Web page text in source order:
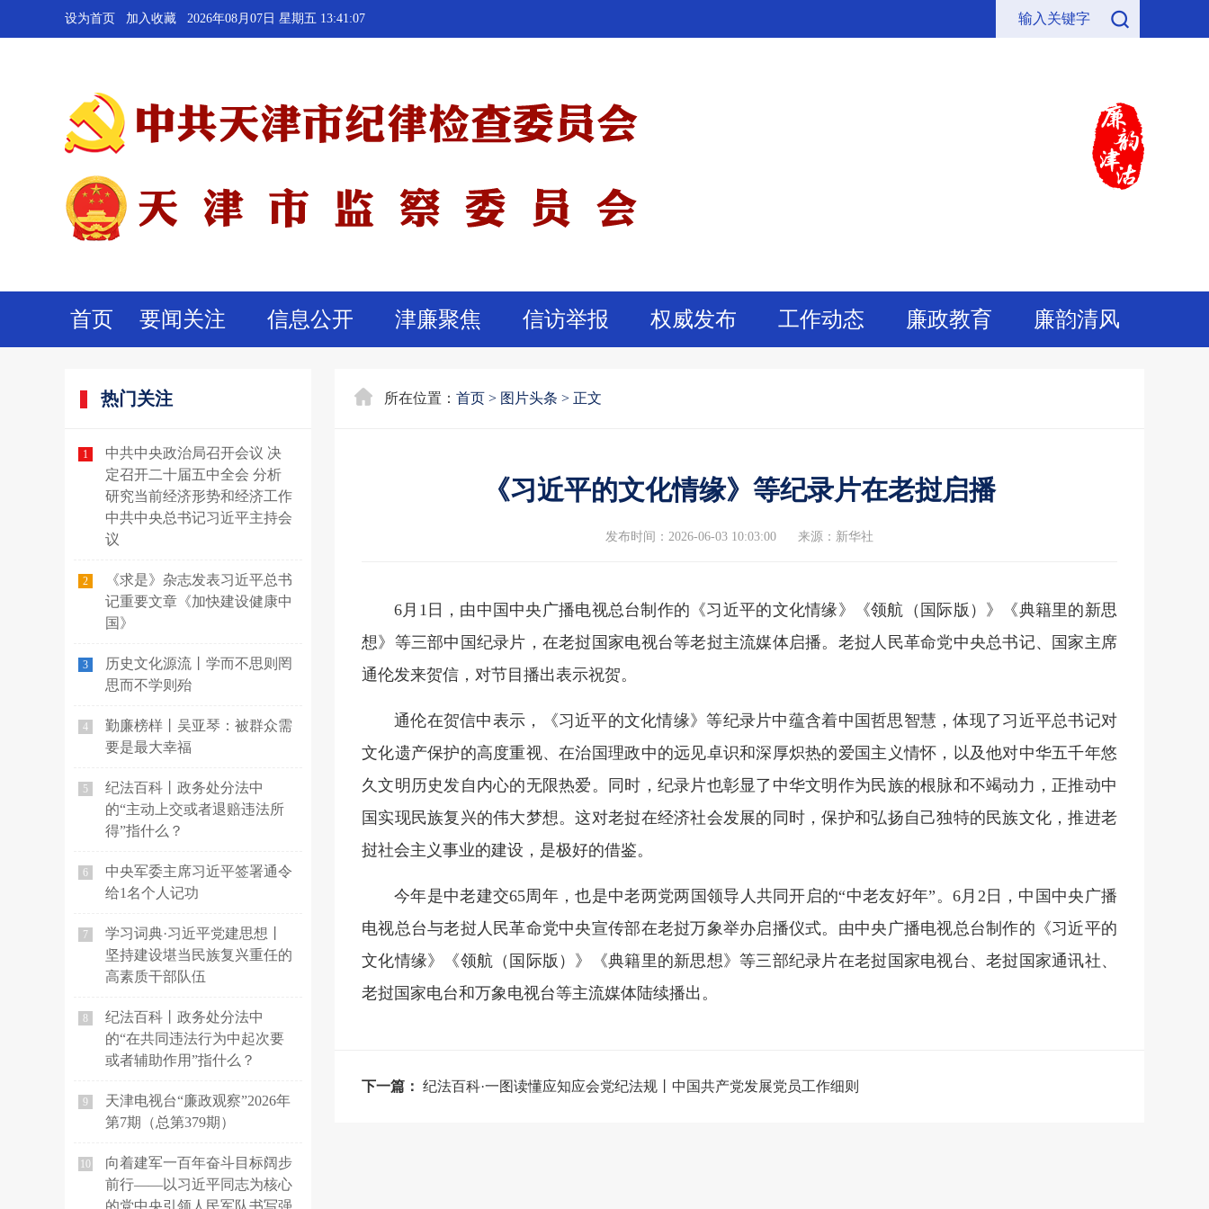
设为首页 加入收藏 2026年08月07日 星期五 13:41:08
首页 要闻关注 信息公开 津廉聚焦 信访举报 权威发布 工作动态 廉政教育 廉韵清风
热门关注
1
中共中央政治局召开会议 决
定召开二十届五中全会 分析
研究当前经济形势和经济工作
中共中央总书记习近平主持会
议
2
《求是》杂志发表习近平总书
记重要文章《加快建设健康中
国》
3
历史文化源流丨学而不思则罔
思而不学则殆
4
勤廉榜样丨吴亚琴：被群众需
要是最大幸福
5
纪法百科丨政务处分法中
的“主动上交或者退赔违法所
得”指什么？
6
中央军委主席习近平签署通令
给1名个人记功
7
学习词典·习近平党建思想丨
坚持建设堪当民族复兴重任的
高素质干部队伍
8
纪法百科丨政务处分法中
的“在共同违法行为中起次要
或者辅助作用”指什么？
9
天津电视台“廉政观察”2026年
第7期（总第379期）
10
向着建军一百年奋斗目标阔步
前行——以习近平同志为核心
的党中央引领人民军队书写强
所在位置： 首页 > 图片头条 > 正文
《习近平的文化情缘》等纪录片在老挝启播
发布时间：2026-06-03 10:03:00 来源：新华社
6月1日，由中国中央广播电视总台制作的《习近平的文化情缘》《领航（国际版）》《典籍里的新思
想》等三部中国纪录片，在老挝国家电视台等老挝主流媒体启播。老挝人民革命党中央总书记、国家主席
通伦发来贺信，对节目播出表示祝贺。
通伦在贺信中表示，《习近平的文化情缘》等纪录片中蕴含着中国哲思智慧，体现了习近平总书记对
文化遗产保护的高度重视、在治国理政中的远见卓识和深厚炽热的爱国主义情怀，以及他对中华五千年悠
久文明历史发自内心的无限热爱。同时，纪录片也彰显了中华文明作为民族的根脉和不竭动力，正推动中
国实现民族复兴的伟大梦想。这对老挝在经济社会发展的同时，保护和弘扬自己独特的民族文化，推进老
挝社会主义事业的建设，是极好的借鉴。
今年是中老建交65周年，也是中老两党两国领导人共同开启的“中老友好年”。6月2日，中国中央广播
电视总台与老挝人民革命党中央宣传部在老挝万象举办启播仪式。由中央广播电视总台制作的《习近平的
文化情缘》《领航（国际版）》《典籍里的新思想》等三部纪录片在老挝国家电视台、老挝国家通讯社、
老挝国家电台和万象电视台等主流媒体陆续播出。
下一篇： 纪法百科·一图读懂应知应会党纪法规丨中国共产党发展党员工作细则